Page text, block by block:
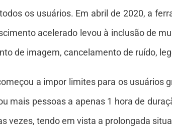
os usuários. Em abril de 2020, a
acelerado levou à inclusão de
de imagem, cancelamento de ruído,
a impor limites para os usuários
mais pessoas a apenas 1 hora de
vezes, tendo em vista a prolongada